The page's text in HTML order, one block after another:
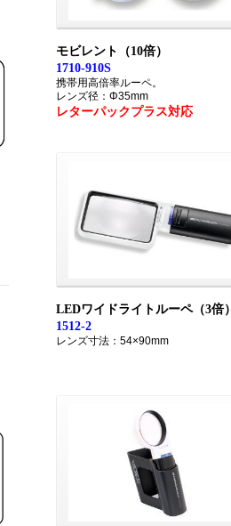
モビレント（10倍）
1710-910S
携帯用高倍率ルーペ。
レンズ径：Φ35mm
レターパックプラス対応
LEDワイドライトルーペ（3倍）
1512-2
レンズ寸法：54×90mm